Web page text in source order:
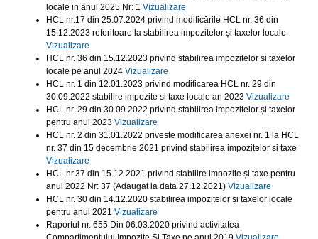
locale in anul 2025 Nr: 1 Vizualizare
HCL nr.17 din 25.07.2024 privind modificările HCL nr. 36 din
15.12.2023 referitoare la stabilirea impozitelor și taxelor locale
Vizualizare
HCL nr. 36 din 15.12.2023 privind stabilirea impozitelor si taxelor
locale pe anul 2024 Vizualizare
HCL nr. 1 din 12.01.2023 privind modificarea HCL nr. 29 din
30.09.2022 stabilire impozite si taxe locale an 2023 Vizualizare
HCL nr. 29 din 30.09.2022 privind stabilirea impozitelor și taxelor
pentru anul 2023 Vizualizare
HCL nr. 2 din 31.01.2022 priveste modificarea anexei nr. 1 la HCL
nr. 37 din 15 decembrie 2021 privind stabilirea impozitelor si taxe
Vizualizare
HCL nr.37 din 15.12.2021 privind stabilire impozite și taxe pentru
anul 2022 Nr: 37 (Adaugat la data 27.12.2021) Vizualizare
HCL nr. 30 din 14.12.2020 stabilirea impozitelor și taxelor locale
pentru anul 2021 Vizualizare
Raportul nr. 655 Din 06.03.2020 privind activitatea